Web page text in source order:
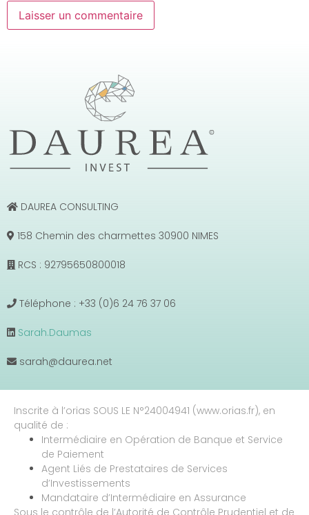
DAUREA CONSULTING
158 Chemin des charmettes 30900 NIMES
RCS : 92795650800018
Téléphone : +33 (0)6 24 76 37 06
Sarah.Daumas
sarah@daurea.net
Inscrite à l’orias SOUS LE N°24004941 (www.orias.fr), en
qualité de :
Intermédiaire en Opération de Banque et Service
de Paiement
Agent Liés de Prestataires de Services
d’Investissements
Mandataire d’Intermédiaire en Assurance
Sous le contrôle de l’Autorité de Contrôle Prudentiel et de